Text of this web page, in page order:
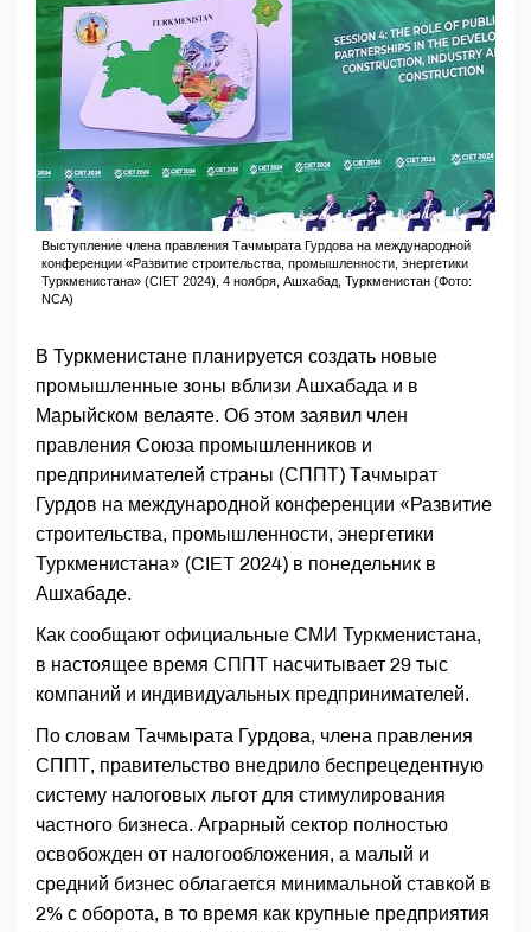
Выступление члена правления Тачмырата Гурдова на международной
конференции «Развитие строительства, промышленности, энергетики
Туркменистана» (CIET 2024), 4 ноября, Ашхабад, Туркменистан (Фото:
NCA)
В Туркменистане планируется создать новые
промышленные зоны вблизи Ашхабада и в
Марыйском велаяте. Об этом заявил член
правления Союза промышленников и
предпринимателей страны (СППТ) Тачмырат
Гурдов на международной конференции «Развитие
строительства, промышленности, энергетики
Туркменистана» (CIET 2024) в понедельник в
Ашхабаде.
Как сообщают официальные СМИ Туркменистана,
в настоящее время СППТ насчитывает 29 тыс
компаний и индивидуальных предпринимателей.
По словам Тачмырата Гурдова, члена правления
СППТ, правительство внедрило беспрецедентную
систему налоговых льгот для стимулирования
частного бизнеса. Аграрный сектор полностью
освобожден от налогообложения, а малый и
средний бизнес облагается минимальной ставкой в
2% с оборота, в то время как крупные предприятия